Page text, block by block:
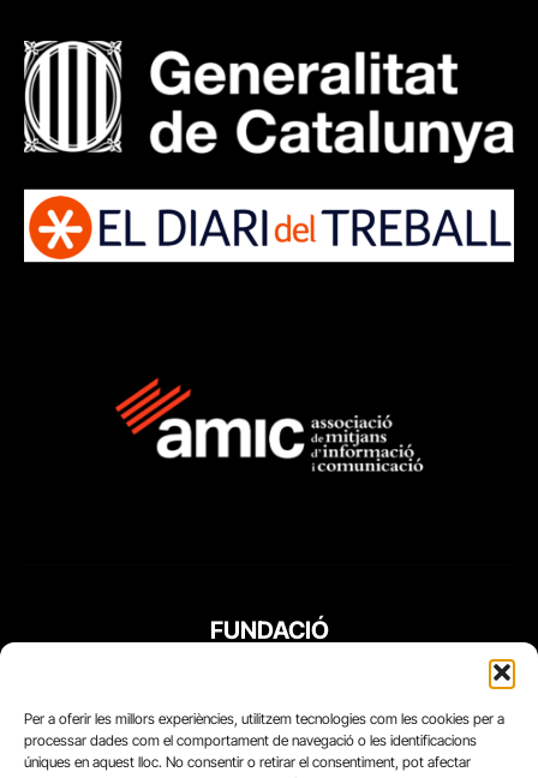
Per a oferir les millors experiències, utilitzem tecnologies com les cookies per a
processar dades com el comportament de navegació o les identificacions
úniques en aquest lloc. No consentir o retirar el consentiment, pot afectar
FUNDACIÓ